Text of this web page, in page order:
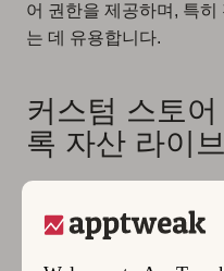
어 권한을 제공하며, 특
는 데 유용합니다.
커스텀 스토
록 자산 라이
Google은 자산 관리를
Google 드라이브 링크를